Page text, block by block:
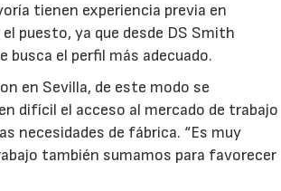
tienen experiencia previa en
puesto, ya que desde DS Smith
busca el perfil más adecuado.
en Sevilla, de este modo se
difícil el acceso al mercado de trabajo
necesidades de fábrica. “Es muy
también sumamos para favorecer